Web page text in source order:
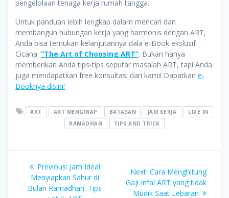
pengelolaan tenaga kerja rumah tangga.
Untuk panduan lebih lengkap dalam mencari dan
membangun hubungan kerja yang harmonis dengan ART,
Anda bisa temukan kelanjutannya dala e-Book ekslusif
Cicana: “The Art of Choosing ART”. Bukan hanya
memberikan Anda tips-tips seputar masalah ART, tapi Anda
juga mendapatkan free konsultasi dari kami! Dapatkan e-
Booknya disini!
ART ART MENGINAP BATASAN JAM KERJA
LIVE IN
RAMADHAN
TIPS AND TRICK
navigation
Previous: Previous
post:
Jam Ideal
Menyiapkan Sahur di
Bulan Ramadhan: Tips
Next: Next
post:
Cara Menghitung
Gaji Infal ART yang tidak
Mudik Saat Lebaran